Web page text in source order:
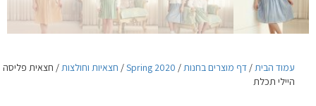
עמוד הבית / דף מוצרים בחנות /
Spring 2020
/ חצאיות וחולצות / חצאית פליסה
היילי תכלת